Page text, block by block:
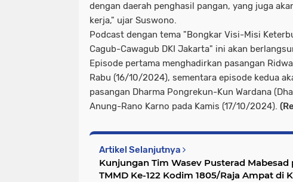
dengan daerah penghasil pangan, yang juga
kerja," ujar Suswono.
Podcast dengan tema "Bongkar Visi-Misi
Cagub-Cawagub DKI Jakarta" ini akan
Episode pertama menghadirkan pasangan
Rabu (16/10/2024), sementara episode kedua
pasangan Dharma Pongrekun-Kun Wardana
Anung-Rano Karno pada Kamis (17/10/2024).
Artikel Selanjutnya
Kunjungan Tim Wasev Pusterad Mabesad
TMMD Ke-122 Kodim 1805/Raja Ampat di